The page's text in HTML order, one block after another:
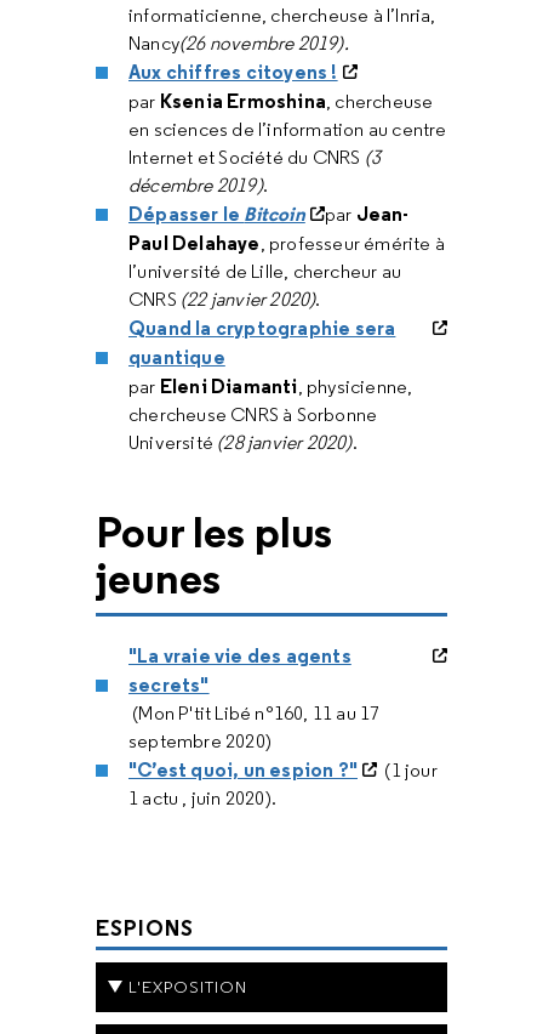
informaticienne, chercheuse à l’Inria,
Nancy(26 novembre 2019).
Aux chiffres citoyens !
par Ksenia Ermoshina, chercheuse
en sciences de l’information au centre
Internet et Société du CNRS (3
décembre 2019).
Dépasser le Bitcoin par Jean-
Paul Delahaye, professeur émérite à
l’université de Lille, chercheur au
CNRS (22 janvier 2020).
Quand la cryptographie sera
quantique
par Eleni Diamanti, physicienne,
chercheuse CNRS à Sorbonne
Université (28 janvier 2020).
Pour les plus
jeunes
"La vraie vie des agents
secrets"
(Mon P'tit Libé n°160, 11 au 17
septembre 2020)
"C’est quoi, un espion ?"
(1 jour
1 actu , juin 2020).
ESPIONS
L'EXPOSITION